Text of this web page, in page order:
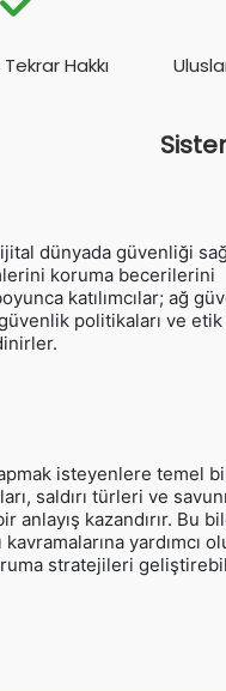
Hakkı
dünyada güvenliği
koruma becerilerini
katılımcılar; ağ
politikaları ve
isteyenlere temel
saldırı türleri ve
anlayış kazandırır. Bu
kavramalarına yardımcı
stratejileri